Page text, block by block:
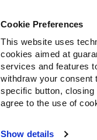
Cookie Preferences
This website uses
cookies aimed at
services and features
withdraw your
specific button, closing
agree to the use of
Show details